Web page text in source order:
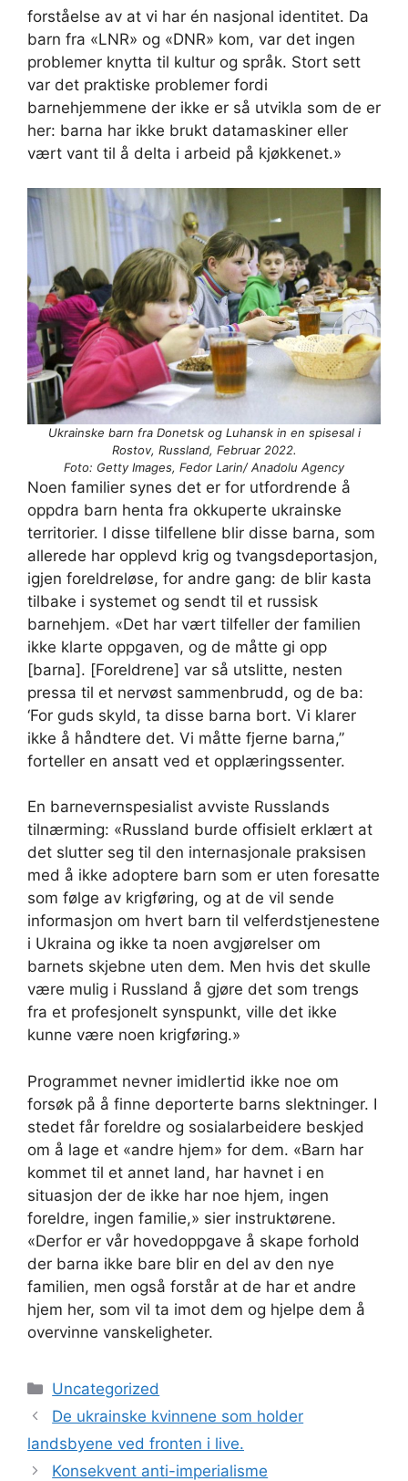
forståelse av at vi har én nasjonal identitet. Da
barn fra «LNR» og «DNR» kom, var det ingen
problemer knytta til kultur og språk. Stort sett
var det praktiske problemer fordi
barnehjemmene der ikke er så utvikla som de er
her: barna har ikke brukt datamaskiner eller
vært vant til å delta i arbeid på kjøkkenet.»
Ukrainske barn fra Donetsk og Luhansk in en spisesal i
Rostov, Russland, Februar 2022.
Foto: Getty Images, Fedor Larin/ Anadolu Agency
Noen familier synes det er for utfordrende å
oppdra barn henta fra okkuperte ukrainske
territorier. I disse tilfellene blir disse barna, som
allerede har opplevd krig og tvangsdeportasjon,
igjen foreldreløse, for andre gang: de blir kasta
tilbake i systemet og sendt til et russisk
barnehjem. «Det har vært tilfeller der familien
ikke klarte oppgaven, og de måtte gi opp
[barna]. [Foreldrene] var så utslitte, nesten
pressa til et nervøst sammenbrudd, og de ba:
‘For guds skyld, ta disse barna bort. Vi klarer
ikke å håndtere det. Vi måtte fjerne barna,”
forteller en ansatt ved et opplæringssenter.
En barnevernspesialist avviste Russlands
tilnærming: «Russland burde offisielt erklært at
det slutter seg til den internasjonale praksisen
med å ikke adoptere barn som er uten foresatte
som følge av krigføring, og at de vil sende
informasjon om hvert barn til velferdstjenestene
i Ukraina og ikke ta noen avgjørelser om
barnets skjebne uten dem. Men hvis det skulle
være mulig i Russland å gjøre det som trengs
fra et profesjonelt synspunkt, ville det ikke
kunne være noen krigføring.»
Programmet nevner imidlertid ikke noe om
forsøk på å finne deporterte barns slektninger. I
stedet får foreldre og sosialarbeidere beskjed
om å lage et «andre hjem» for dem. «Barn har
kommet til et annet land, har havnet i en
situasjon der de ikke har noe hjem, ingen
foreldre, ingen familie,» sier instruktørene.
«Derfor er vår hovedoppgave å skape forhold
der barna ikke bare blir en del av den nye
familien, men også forstår at de har et andre
hjem her, som vil ta imot dem og hjelpe dem å
overvinne vanskeligheter.
Kategorier
Uncategorized
De ukrainske kvinnene som holder
landsbyene ved fronten i live.
Konsekvent anti-imperialisme